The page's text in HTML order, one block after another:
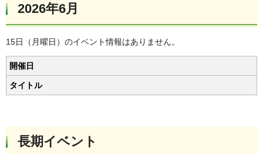
2026年6月
15日（月曜日）のイベント情報はありません。
開催日
タイトル
長期イベント